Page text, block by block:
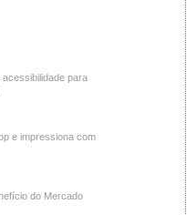
para
e impressiona com
do Mercado